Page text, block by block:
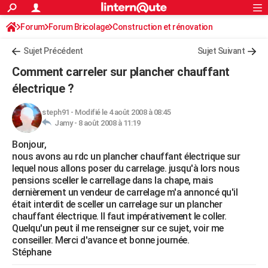
ACTUALITÉS
Politique
Société
Faits Divers
Education
Monde
Villes
+
Programme TV
TNTStreaming
Cinéma
Sorties cinéma
Musique
FINANCE
Retraite
Impôts
Epargne
Immobilier
Risques naturels par ville
Banque
Assurance
Crédit
AUTO
Essais
Réserver un essai
Citadines
Berlines
SUV
Forum auto
HIGH-TECH
Mobiles
Meilleur smartphone
Internet
Ordinateurs
Jeux vidéo
Guide high-tech
+BRICOLAGE
Forum
Aménagement intérieur
Extérieur
Cuisine
Salle de bains
Jardinage
Rangement
WEEK-END
Guides de France
Escapades
Patrimoine
Expositions
Musées
Week-end nature
+LIFESTYLE
Art de vivre
Bien-être
Loisirs
Mode
Modes de vie
SANTE
Alimentation
Guide de la santé
Maladies
Médicaments
Sommeil
VOYAGE
Rechercher
S'inscrire
Connexion
Forum Forum Bricolage Construction et rénovation
Sujet Précédent Sujet Suivant
Comment carreler sur plancher chauffant
électrique ?
steph91 - Modifié le 4 août 2008 à 08:45
Jamy - 8 août 2008 à 11:19
Bonjour,
nous avons au rdc un plancher chauffant électrique sur
lequel nous allons poser du carrelage. jusqu'à lors nous
pensions sceller le carrellage dans la chape, mais
dernièrement un vendeur de carrelage m'a annoncé qu'il
était interdit de sceller un carrelage sur un plancher
chauffant électrique. Il faut impérativement le coller.
Quelqu'un peut il me renseigner sur ce sujet, voir me
conseiller. Merci d'avance et bonne journée.
Stéphane